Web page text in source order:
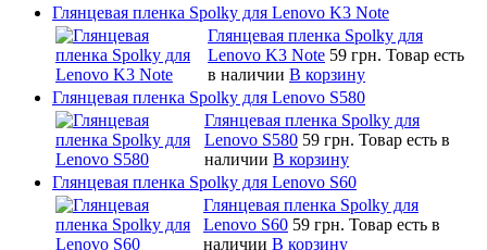
Глянцевая пленка Spolky для Lenovo K3 Note
Глянцевая пленка Spolky для
Lenovo K3 Note 59 грн. Товар есть
в наличии В корзину
Глянцевая пленка Spolky для Lenovo S580
Глянцевая пленка Spolky для
Lenovo S580 59 грн. Товар есть в
наличии В корзину
Глянцевая пленка Spolky для Lenovo S60
Глянцевая пленка Spolky для
Lenovo S60 59 грн. Товар есть в
наличии В корзину